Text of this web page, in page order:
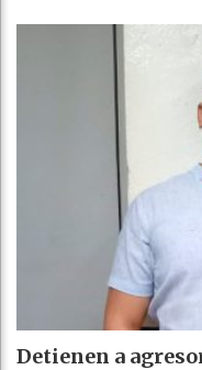
Detienen a